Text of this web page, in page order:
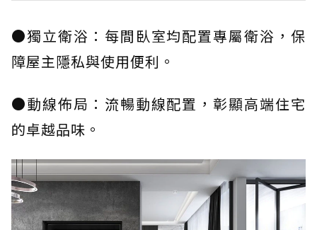
●獨立衛浴：每間臥室均配置專屬衛浴，保
障屋主隱私與使用便利。
●動線佈局：流暢動線配置，彰顯高端住宅
的卓越品味。